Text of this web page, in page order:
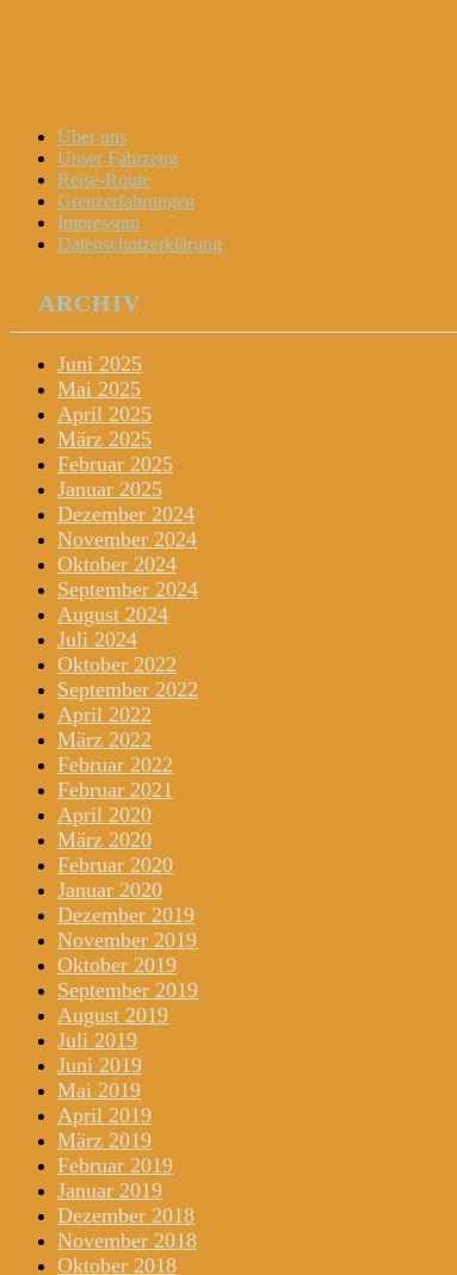
Menu
Widgets
Search
Skip
content
Über uns
Unser Fahrzeug
Reise-Route
Grenzerfahrungen
Impressum
Datenschutzerklärung
ARCHIV
Juni 2025
Mai 2025
April 2025
März 2025
Februar 2025
Januar 2025
Dezember 2024
November 2024
Oktober 2024
September 2024
August 2024
Juli 2024
Oktober 2022
September 2022
April 2022
März 2022
Februar 2022
Februar 2021
April 2020
März 2020
Februar 2020
Januar 2020
Dezember 2019
November 2019
Oktober 2019
September 2019
August 2019
Juli 2019
Juni 2019
Mai 2019
April 2019
März 2019
Februar 2019
Januar 2019
Dezember 2018
November 2018
Oktober 2018